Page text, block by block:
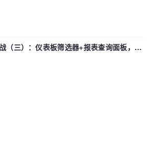
（三）：仪表板筛选器+报表查询面板，参